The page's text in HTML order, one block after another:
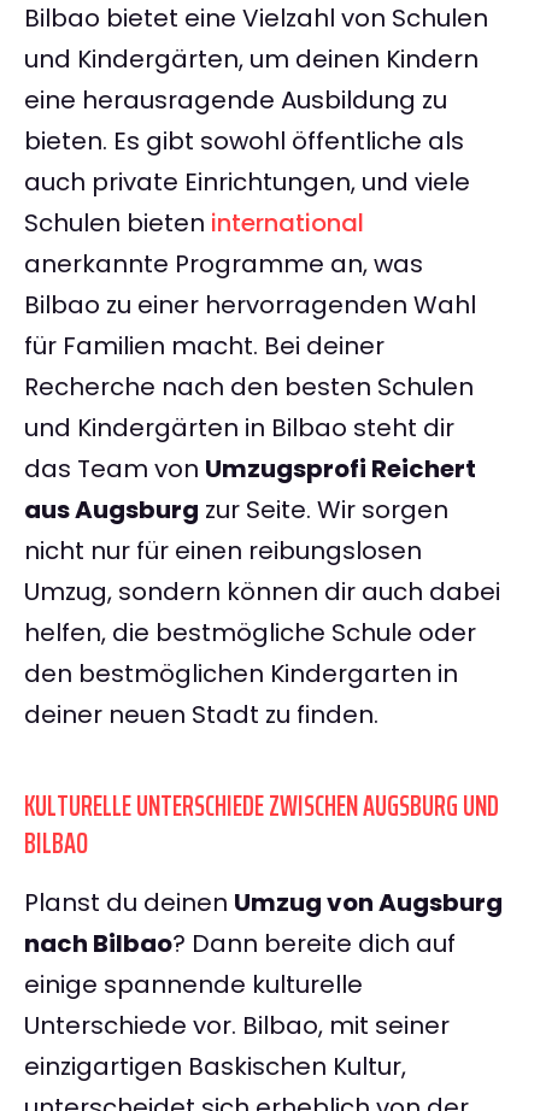
Bilbao bietet eine Vielzahl von Schulen
und Kindergärten, um deinen Kindern
eine herausragende Ausbildung zu
bieten. Es gibt sowohl öffentliche als
auch private Einrichtungen, und viele
Schulen bieten international
anerkannte Programme an, was
Bilbao zu einer hervorragenden Wahl
für Familien macht. Bei deiner
Recherche nach den besten Schulen
und Kindergärten in Bilbao steht dir
das Team von Umzugsprofi Reichert
aus Augsburg zur Seite. Wir sorgen
nicht nur für einen reibungslosen
Umzug, sondern können dir auch dabei
helfen, die bestmögliche Schule oder
den bestmöglichen Kindergarten in
deiner neuen Stadt zu finden.
KULTURELLE UNTERSCHIEDE ZWISCHEN AUGSBURG UND
BILBAO
Planst du deinen Umzug von Augsburg
nach Bilbao? Dann bereite dich auf
einige spannende kulturelle
Unterschiede vor. Bilbao, mit seiner
einzigartigen Baskischen Kultur,